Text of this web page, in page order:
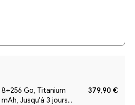
Go, Titanium
Jusqu'à 3 jours
379,90 €